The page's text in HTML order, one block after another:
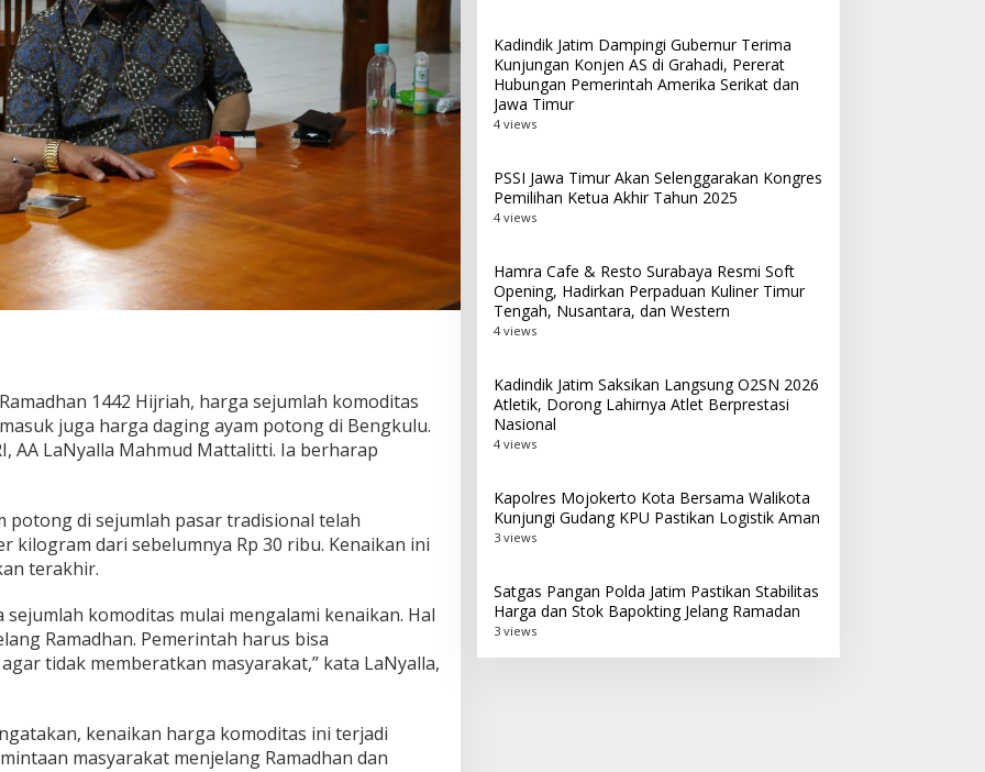
1442 Hijriah, harga sejumlah komoditas
juga harga daging ayam potong di Bengkulu.
AA LaNyalla Mahmud Mattalitti. Ia berharap
potong di sejumlah pasar tradisional telah
kilogram dari sebelumnya Rp 30 ribu. Kenaikan ini
terakhir.
komoditas mulai mengalami kenaikan. Hal
Ramadhan. Pemerintah harus bisa
tidak memberatkan masyarakat,” kata LaNyalla,
kenaikan harga komoditas ini terjadi
masyarakat menjelang Ramadhan dan
Kadindik Jatim Dampingi Gubernur Terima
Kunjungan Konjen AS di Grahadi, Pererat
Hubungan Pemerintah Amerika Serikat dan
Jawa Timur
4 views
PSSI Jawa Timur Akan Selenggarakan Kongres
Pemilihan Ketua Akhir Tahun 2025
4 views
Hamra Cafe & Resto Surabaya Resmi Soft
Opening, Hadirkan Perpaduan Kuliner Timur
Tengah, Nusantara, dan Western
4 views
Kadindik Jatim Saksikan Langsung O2SN 2026
Atletik, Dorong Lahirnya Atlet Berprestasi
Nasional
4 views
Kapolres Mojokerto Kota Bersama Walikota
Kunjungi Gudang KPU Pastikan Logistik Aman
3 views
Satgas Pangan Polda Jatim Pastikan Stabilitas
Harga dan Stok Bapokting Jelang Ramadan
3 views